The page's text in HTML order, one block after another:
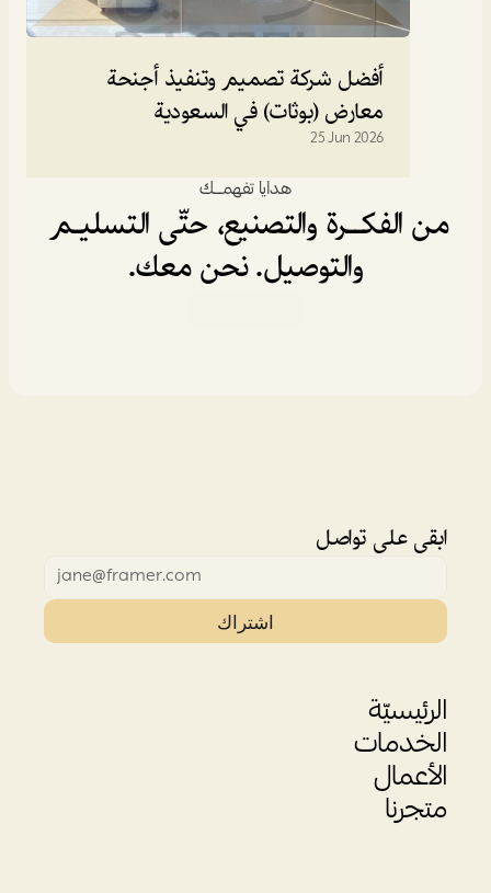
معارض (بوثات) في السعودية
25 Jun 2026
هدايا تفهمـــك
والتوصيل. نحن معك.
ابقى على تواصل
اشتراك
متجرنا
الرئيسيّة
الخدمات
الأعمال